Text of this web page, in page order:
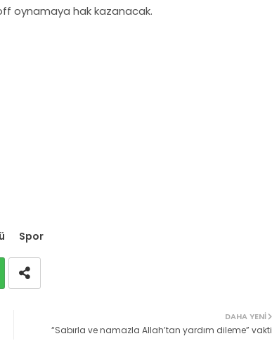
oynamaya hak kazanacak.
Spor
DAHA YENI
“Sabırla ve namazla Allah’tan yardım dileme” vakti